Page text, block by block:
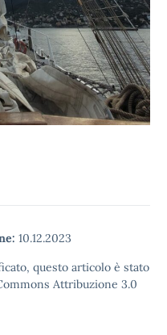
10.12.2023
questo articolo è stato
Attribuzione 3.0